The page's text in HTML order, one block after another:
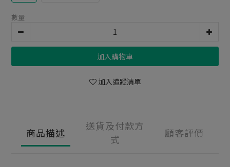
數量
加入購物車
加入追蹤清單
商品描述
送貨及付款方
式
顧客評價